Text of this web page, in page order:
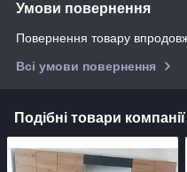
Умови повернення
Повернення товару
Всі умови повернення
Подібні товари компанії